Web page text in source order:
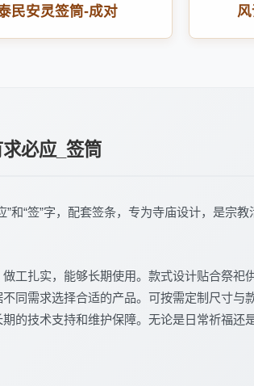
民安灵签筒-成对
必应_签筒
“签”字，配套签条，专为寺庙设计，是宗教
工扎实，能够长期使用。款式设计贴合祭
同需求选择合适的产品。可按需定制尺寸
的技术支持和维护保障。无论是日常祈福